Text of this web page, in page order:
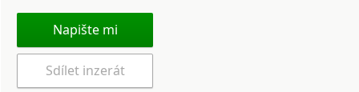
Napište mi
Sdílet inzerát